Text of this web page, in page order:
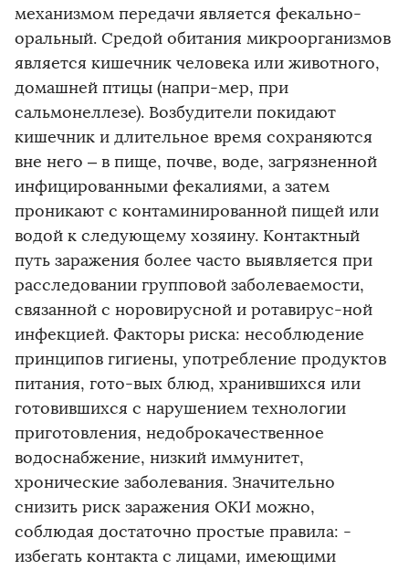
механизмом передачи является фекально-
оральный. Средой обитания микроорганизмов
является кишечник человека или животного,
домашней птицы (напри-мер, при
сальмонеллезе). Возбудители покидают
кишечник и длительное время сохраняются
вне него – в пище, почве, воде, загрязненной
инфицированными фекалиями, а затем
проникают с контаминированной пищей или
водой к следующему хозяину. Контактный
путь заражения более часто выявляется при
расследовании групповой заболеваемости,
связанной с норовирусной и ротавирус-ной
инфекцией. Факторы риска: несоблюдение
принципов гигиены, употребление продуктов
питания, гото-вых блюд, хранившихся или
готовившихся с нарушением технологии
приготовления, недоброкачественное
водоснабжение, низкий иммунитет,
хронические заболевания. Значительно
снизить риск заражения ОКИ можно,
соблюдая достаточно простые правила: -
избегать контакта с лицами, имеющими